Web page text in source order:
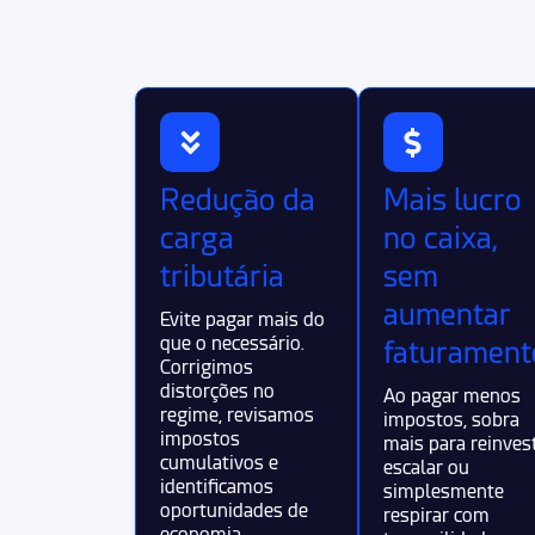
Redução da
carga
tributária
Evite pagar mais do
que o necessário.
Corrigimos
distorções no
regime, revisamos
impostos
cumulativos e
identificamos
oportunidades de
Mais lucro
no caixa,
sem
aumentar
Ao pagar menos
impostos, sobra
mais para
escalar ou
simplesmente
respirar com